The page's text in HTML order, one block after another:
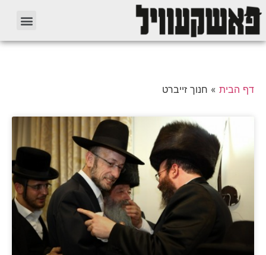
דף הבית » חנוך זייברט